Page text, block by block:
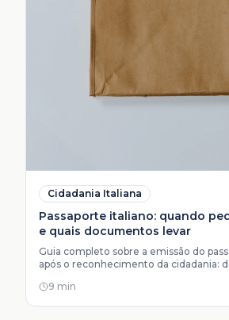
Cidadania Italiana
Passaporte italiano: quando
e quais documentos levar
Guia completo sobre a emissão do
após o reconhecimento da cidadania:
tempo.
9 min